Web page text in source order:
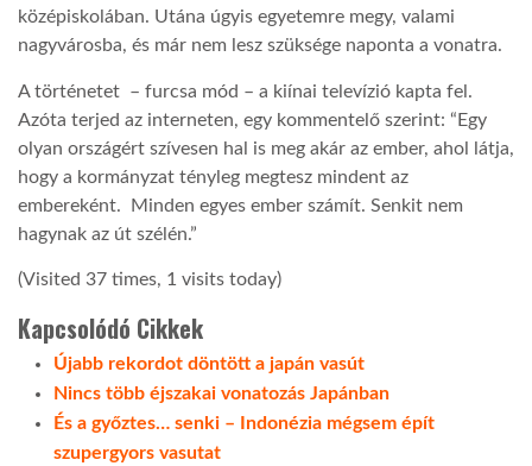
középiskolában. Utána úgyis egyetemre megy, valami
nagyvárosba, és már nem lesz szüksége naponta a vonatra.
A történetet – furcsa mód – a kiínai televízió kapta fel.
Azóta terjed az interneten, egy kommentelő szerint: “Egy
olyan országért szívesen hal is meg akár az ember, ahol látja,
hogy a kormányzat tényleg megtesz mindent az
embereként. Minden egyes ember számít. Senkit nem
hagynak az út szélén.”
(Visited 37 times, 1 visits today)
Kapcsolódó Cikkek
Újabb rekordot döntött a japán vasút
Nincs több éjszakai vonatozás Japánban
És a győztes… senki – Indonézia mégsem épít
szupergyors vasutat